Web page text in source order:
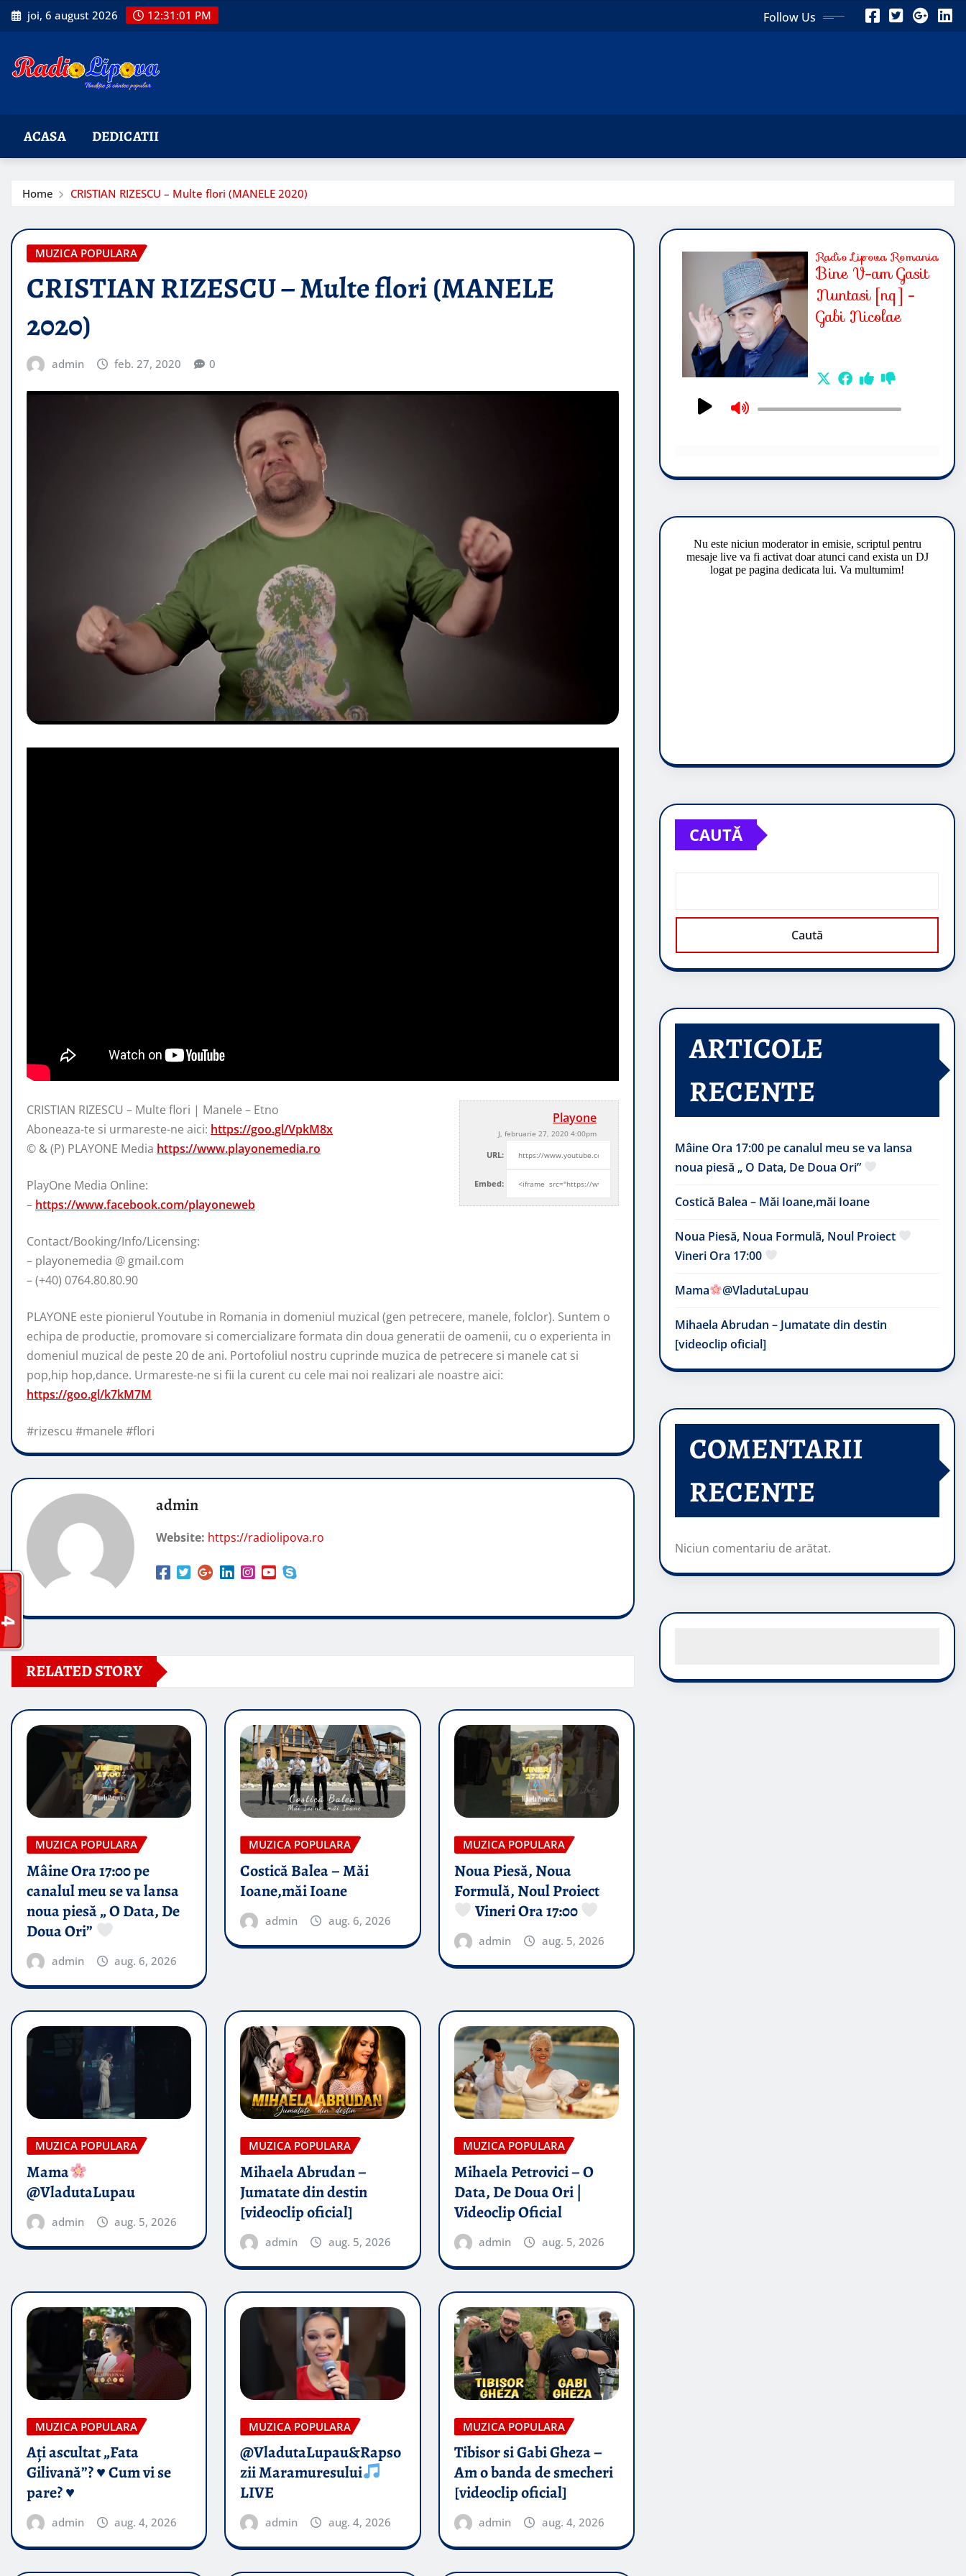
Skip
to
joi, 6 august 2026 12:31:03 PM Follow Us
ACASA DEDICATII
Home CRISTIAN RIZESCU – Multe flori (MANELE 2020)
MUZICA POPULARA
CRISTIAN RIZESCU – Multe flori (MANELE
2020)
admin feb. 27, 2020 0
Playone
J, februarie 27, 2020 4:00pm
URL:
Embed:
CRISTIAN RIZESCU – Multe flori | Manele – Etno
Aboneaza-te si urmareste-ne aici: https://goo.gl/VpkM8x
© & (P) PLAYONE Media https://www.playonemedia.ro
PlayOne Media Online:
– https://www.facebook.com/playoneweb
Contact/Booking/Info/Licensing:
– playonemedia @ gmail.com
– (+40) 0764.80.80.90
PLAYONE este pionierul Youtube in Romania in domeniul muzical (gen petrecere, manele, folclor). Suntem o
echipa de productie, promovare si comercializare formata din doua generatii de oamenii, cu o experienta in
domeniul muzical de peste 20 de ani. Portofoliul nostru cuprinde muzica de petrecere si manele cat si
pop,hip hop,dance. Urmareste-ne si fii la curent cu cele mai noi realizari ale noastre aici:
https://goo.gl/k7kM7M
#rizescu #manele #flori
admin
Website: https://radiolipova.ro
RELATED STORY
MUZICA POPULARA
Mâine Ora 17:00 pe
canalul meu se va lansa
noua piesă „ O Data, De
Doua Ori”
admin aug. 6, 2026
MUZICA POPULARA
Costică Balea – Măi
Ioane,măi Ioane
admin aug. 6, 2026
MUZICA POPULARA
Noua Piesă, Noua
Formulă, Noul Proiect
Vineri Ora 17:00
admin aug. 5, 2026
MUZICA POPULARA
Mama
@VladutaLupau
admin aug. 5, 2026
MUZICA POPULARA
Mihaela Abrudan –
Jumatate din destin
[videoclip oficial]
admin aug. 5, 2026
MUZICA POPULARA
Mihaela Petrovici – O
Data, De Doua Ori |
Videoclip Oficial
admin aug. 5, 2026
MUZICA POPULARA
Ați ascultat „Fata
Gilivană”? ♥️ Cum vi se
pare? ♥️
admin aug. 4, 2026
MUZICA POPULARA
@VladutaLupau&Rapso
zii Maramuresului
LIVE
admin aug. 4, 2026
MUZICA POPULARA
Tibisor si Gabi Gheza –
Am o banda de smecheri
[videoclip oficial]
admin aug. 4, 2026
CAUTĂ
Caută
ARTICOLE
RECENTE
Mâine Ora 17:00 pe canalul meu se va lansa
noua piesă „ O Data, De Doua Ori”
Costică Balea – Măi Ioane,măi Ioane
Noua Piesă, Noua Formulă, Noul Proiect
Vineri Ora 17:00
Mama @VladutaLupau
Mihaela Abrudan – Jumatate din destin
[videoclip oficial]
COMENTARII
RECENTE
Niciun comentariu de arătat.